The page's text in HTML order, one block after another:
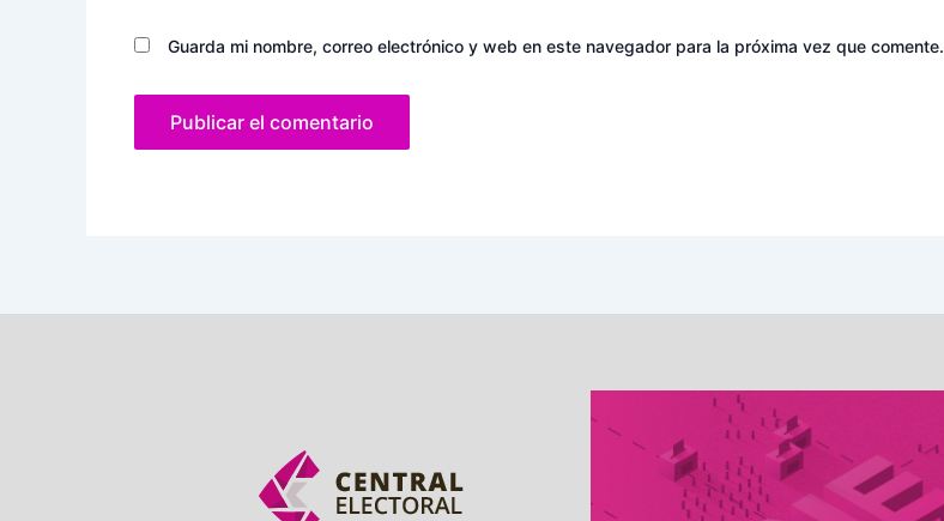
Guarda mi nombre, correo electrónico y web en este navegador para la próxima vez que comente.